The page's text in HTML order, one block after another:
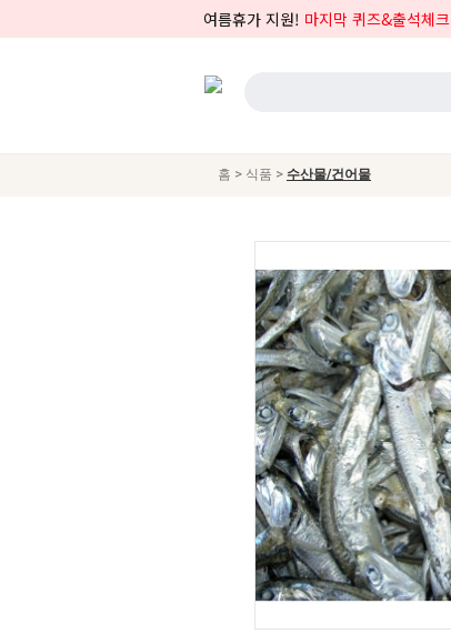
여름휴가 지원! 마지막 퀴즈&출석체크
홈 > 식품 > 수산물/건어물